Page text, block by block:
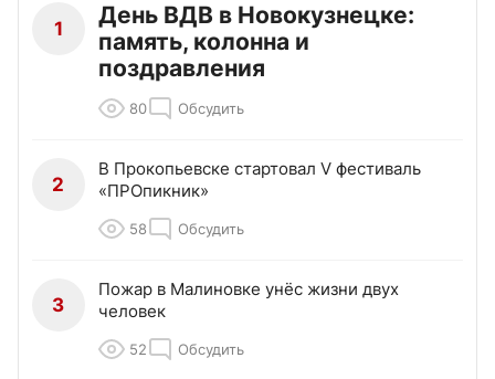
1
День ВДВ в Новокузнецке:
память, колонна и
поздравления
80 Обсудить
2
В Прокопьевске стартовал V фестиваль
«ПРОпикник»
58 Обсудить
3
Пожар в Малиновке унёс жизни двух
человек
52 Обсудить